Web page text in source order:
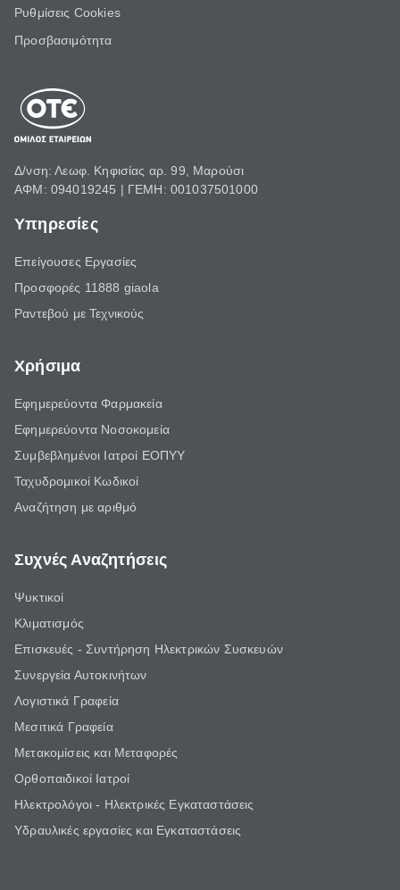
Ρυθμίσεις Cookies
Προσβασιμότητα
Δ/νση: Λεωφ. Κηφισίας αρ. 99, Μαρούσι
ΑΦΜ: 094019245 | ΓΕΜΗ: 001037501000
Υπηρεσίες
Επείγουσες Εργασίες
Προσφορές 11888 giaola
Ραντεβού με Τεχνικούς
Χρήσιμα
Εφημερεύοντα Φαρμακεία
Εφημερεύοντα Νοσοκομεία
Συμβεβλημένοι Ιατροί ΕΟΠΥΥ
Ταχυδρομικοί Κωδικοί
Αναζήτηση με αριθμό
Συχνές Αναζητήσεις
Ψυκτικοί
Κλιματισμός
Επισκευές - Συντήρηση Ηλεκτρικών Συσκευών
Συνεργεία Αυτοκινήτων
Λογιστικά Γραφεία
Μεσιτικά Γραφεία
Μετακομίσεις και Μεταφορές
Ορθοπαιδικοί Ιατροί
Ηλεκτρολόγοι - Ηλεκτρικές Εγκαταστάσεις
Υδραυλικές εργασίες και Εγκαταστάσεις